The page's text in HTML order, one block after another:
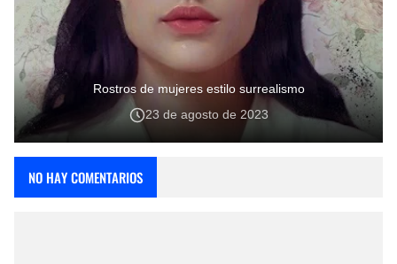
Rostros de mujeres estilo surrealismo
23 de agosto de 2023
NO HAY COMENTARIOS